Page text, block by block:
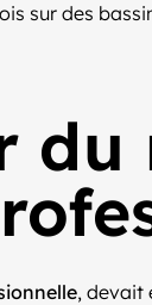
sur des
, devait